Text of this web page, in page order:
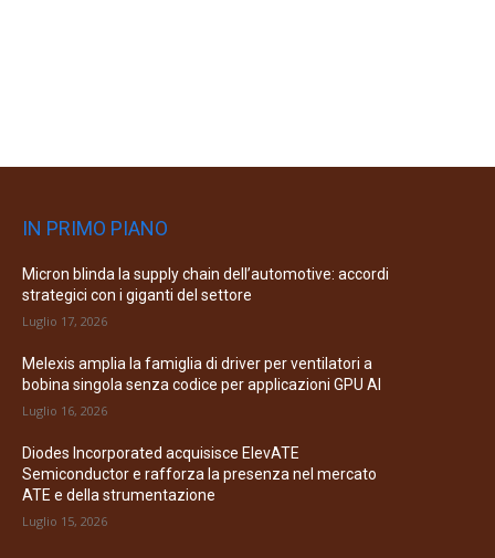
IN PRIMO PIANO
Micron blinda la supply chain dell’automotive: accordi
strategici con i giganti del settore
Luglio 17, 2026
Melexis amplia la famiglia di driver per ventilatori a
bobina singola senza codice per applicazioni GPU AI
Luglio 16, 2026
Diodes Incorporated acquisisce ElevATE
Semiconductor e rafforza la presenza nel mercato
ATE e della strumentazione
Luglio 15, 2026